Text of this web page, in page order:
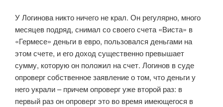
У Логинова никто ничего не крал. Он регулярно, много
месяцев подряд, снимал со своего счета «Виста» в
«Гермесе» деньги в евро, пользовался деньгами на
этом счете, и его доход существенно превышает
сумму, которую он положил на счет. Логинов в суде
опроверг собственное заявление о том, что деньги у
него украли – причем опроверг уже второй раз: в
первый раз он опроверг это во время имеющегося в